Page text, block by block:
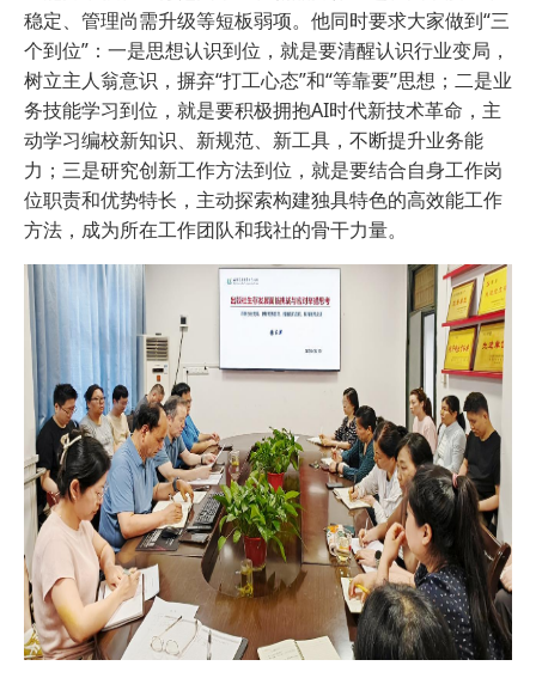
稳定、管理尚需升级等短板弱项。他同时要求大家做到“三
个到位”：一是思想认识到位，就是要清醒认识行业变局，
树立主人翁意识，摒弃“打工心态”和“等靠要”思想；二是业
务技能学习到位，就是要积极拥抱AI时代新技术革命，主
动学习编校新知识、新规范、新工具，不断提升业务能
力；三是研究创新工作方法到位，就是要结合自身工作岗
位职责和优势特长，主动探索构建独具特色的高效能工作
方法，成为所在工作团队和我社的骨干力量。